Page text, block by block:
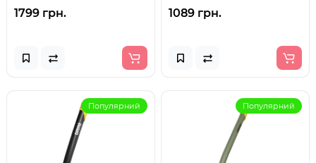
1799 грн. 1089 грн.
Популярний Популярний